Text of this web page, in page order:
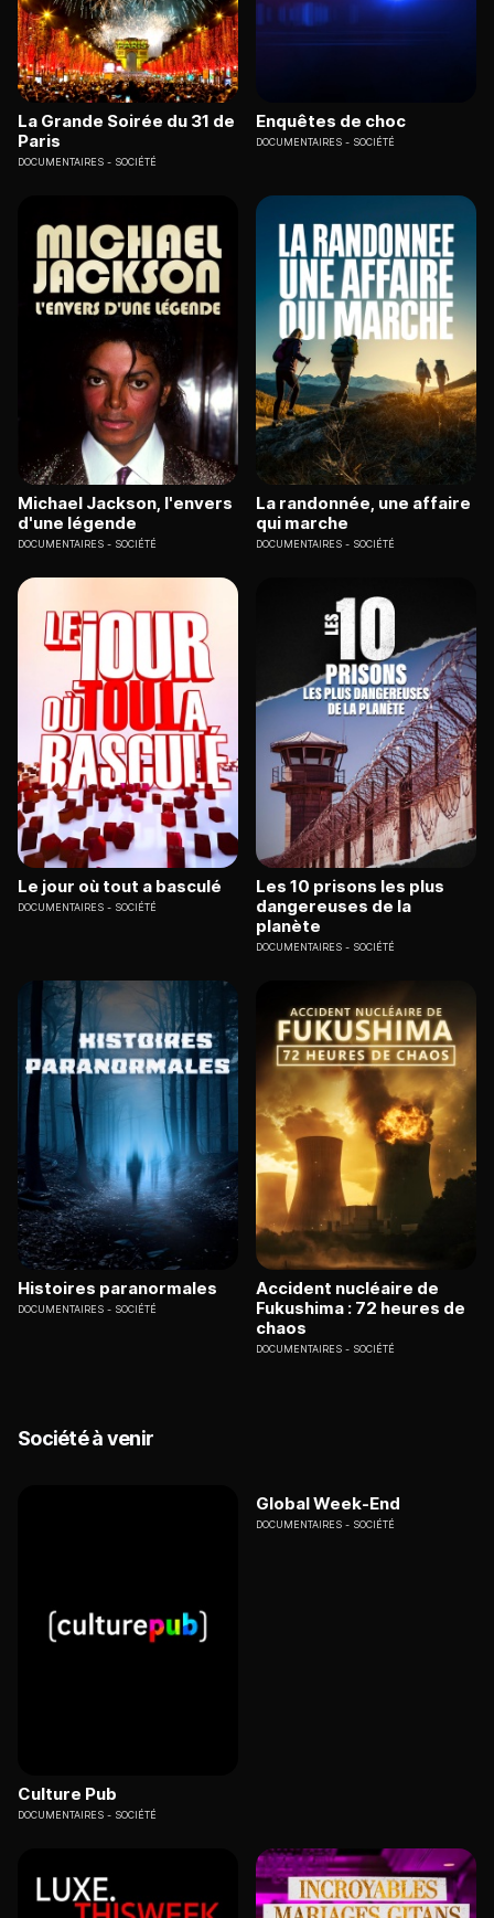
La Grande Soirée du 31 de
Paris
DOCUMENTAIRES SOCIÉTÉ
Enquêtes de choc
DOCUMENTAIRES SOCIÉTÉ
Michael Jackson, l'envers
d'une légende
DOCUMENTAIRES SOCIÉTÉ
La randonnée, une affaire
qui marche
DOCUMENTAIRES SOCIÉTÉ
Le jour où tout a basculé
DOCUMENTAIRES SOCIÉTÉ
Les 10 prisons les plus
dangereuses de la
planète
DOCUMENTAIRES SOCIÉTÉ
Histoires paranormales
DOCUMENTAIRES SOCIÉTÉ
Accident nucléaire de
Fukushima : 72 heures de
chaos
DOCUMENTAIRES SOCIÉTÉ
Société à venir
Culture Pub
DOCUMENTAIRES SOCIÉTÉ
Global Week-End
DOCUMENTAIRES SOCIÉTÉ